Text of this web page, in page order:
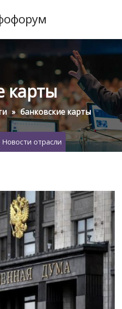
карты
банковские карты
Новости отрасли